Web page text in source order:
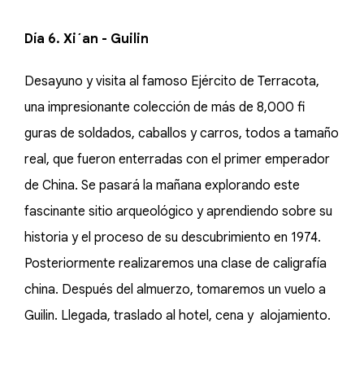
Día 6. Xi´an - Guilin
Desayuno y visita al famoso Ejército de Terracota,
una impresionante colección de más de 8,000 fi
guras de soldados, caballos y carros, todos a tamaño
real, que fueron enterradas con el primer emperador
de China. Se pasará la mañana explorando este
fascinante sitio arqueológico y aprendiendo sobre su
historia y el proceso de su descubrimiento en 1974.
Posteriormente realizaremos una clase de caligrafía
china. Después del almuerzo, tomaremos un vuelo a
Guilin. Llegada, traslado al hotel, cena y alojamiento.